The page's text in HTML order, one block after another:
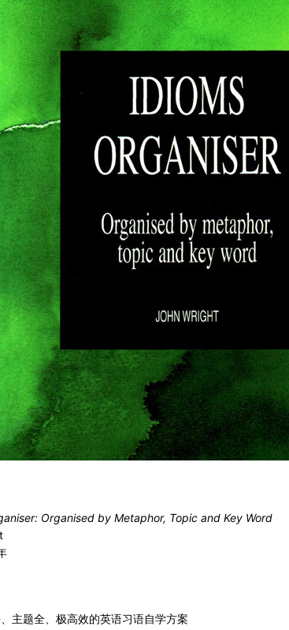
Organised by Metaphor, Topic and Key Word
主题全、极高效的英语习语自学方案